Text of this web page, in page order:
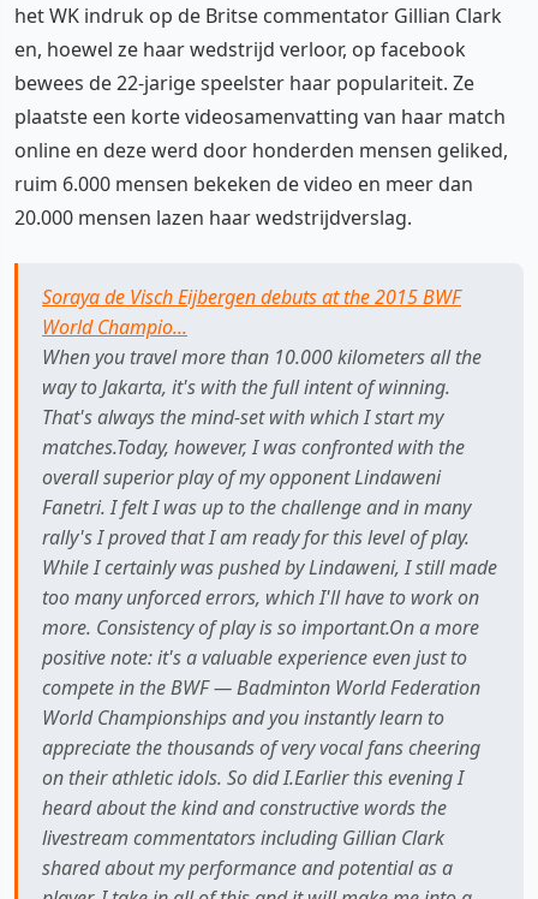
het WK indruk op de Britse commentator Gillian Clark
en, hoewel ze haar wedstrijd verloor, op facebook
bewees de 22-jarige speelster haar populariteit. Ze
plaatste een korte videosamenvatting van haar match
online en deze werd door honderden mensen geliked,
ruim 6.000 mensen bekeken de video en meer dan
20.000 mensen lazen haar wedstrijdverslag.
Soraya de Visch Eijbergen debuts at the 2015 BWF
World Champio...
When you travel more than 10.000 kilometers all the
way to Jakarta, it's with the full intent of winning.
That's always the mind-set with which I start my
matches.Today, however, I was confronted with the
overall superior play of my opponent Lindaweni
Fanetri. I felt I was up to the challenge and in many
rally's I proved that I am ready for this level of play.
While I certainly was pushed by Lindaweni, I still made
too many unforced errors, which I'll have to work on
more. Consistency of play is so important.On a more
positive note: it's a valuable experience even just to
compete in the BWF — Badminton World Federation
World Championships and you instantly learn to
appreciate the thousands of very vocal fans cheering
on their athletic idols. So did I.Earlier this evening I
heard about the kind and constructive words the
livestream commentators including Gillian Clark
shared about my performance and potential as a